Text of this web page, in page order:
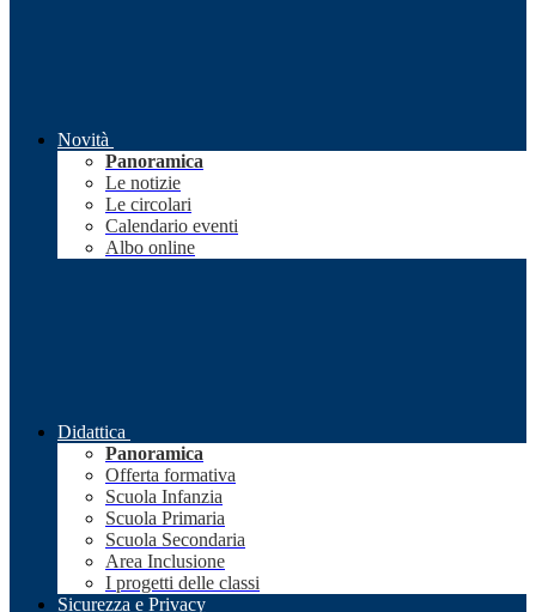
Novità
Panoramica
Le notizie
Le circolari
Calendario eventi
Albo online
Didattica
Panoramica
Offerta formativa
Scuola Infanzia
Scuola Primaria
Scuola Secondaria
Area Inclusione
I progetti delle classi
Sicurezza e Privacy